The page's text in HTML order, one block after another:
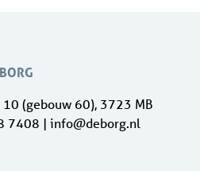
(gebouw 60), 3723 MB
7408 | info@deborg.nl